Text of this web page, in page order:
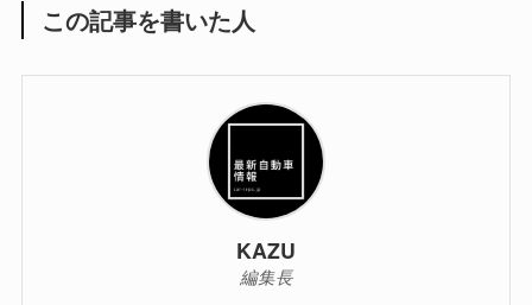
この記事を書いた人
KAZU
編集長